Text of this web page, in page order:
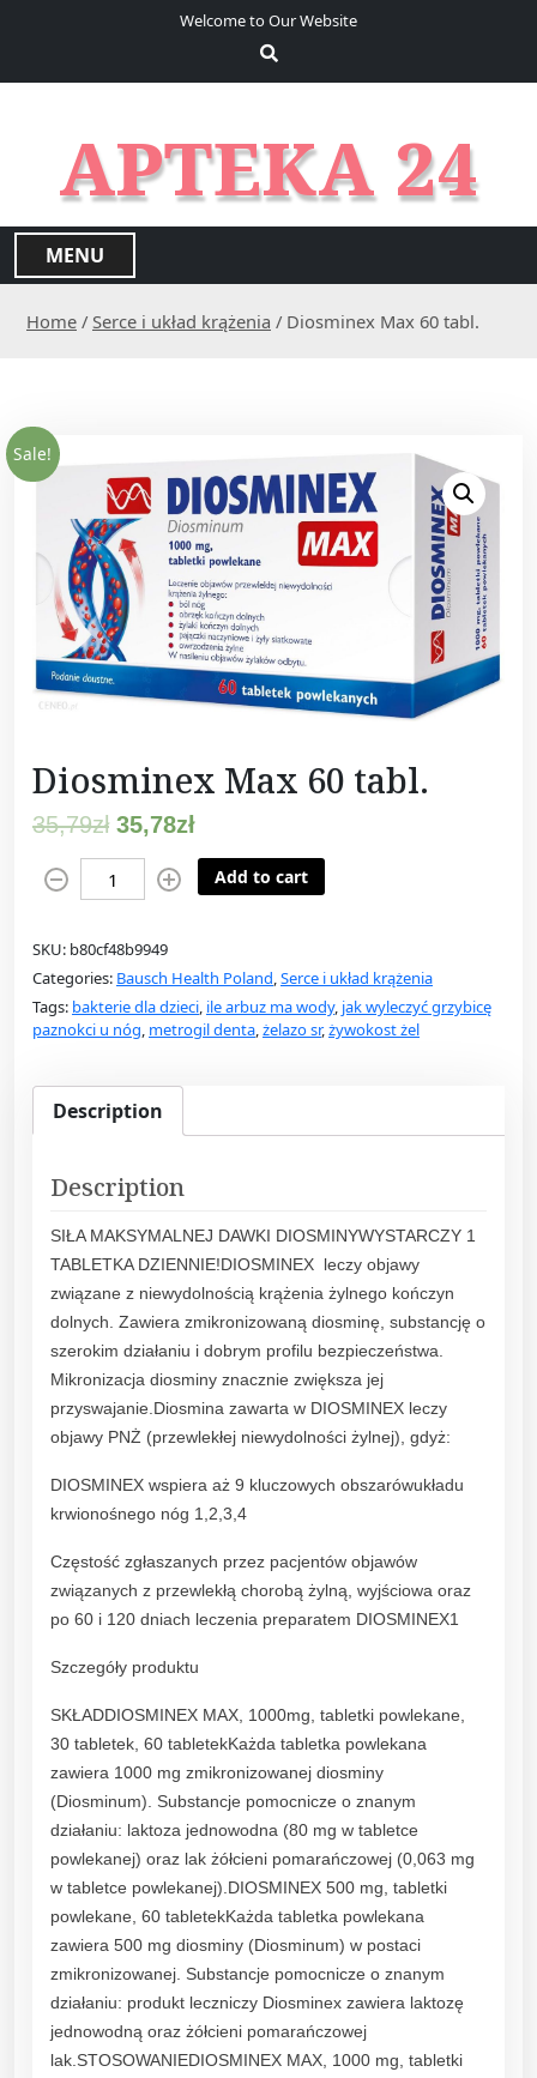
Welcome to Our Website
APTEKA 24
MENU
Home / Serce i układ krążenia / Diosminex Max 60 tabl.
Sale!
Diosminex Max 60 tabl.
35,79zł 35,78zł
D
s
m
n
M
Add to cart
SKU: b80cf48b9949
Categories: Bausch Health Poland,Serce i układ krążenia
Tags: bakterie dla dzieci, ile arbuz ma wody, jak wyleczyć grzybicę
paznokci u nóg, metrogil denta,żelazo sr,żywokost żel
Description
Description
SIŁA MAKSYMALNEJ DAWKI DIOSMINYWYSTARCZY 1
TABLETKA DZIENNIE!DIOSMINEX leczy objawy
związane z niewydolnością krążenia żylnego kończyn
dolnych. Zawiera zmikronizowaną diosminę, substancję o
szerokim działaniu i dobrym profilu bezpieczeństwa.
Mikronizacja diosminy znacznie zwiększa jej
przyswajanie.Diosmina zawarta w DIOSMINEX leczy
objawy PNŻ (przewlekłej niewydolności żylnej), gdyż:
DIOSMINEX wspiera aż 9 kluczowych obszarówukładu
krwionośnego nóg 1,2,3,4
Częstość zgłaszanych przez pacjentów objawów
związanych z przewlekłą chorobą żylną, wyjściowa oraz
po 60 i 120 dniach leczenia preparatem DIOSMINEX1
Szczegóły produktu
SKŁADDIOSMINEX MAX, 1000mg, tabletki powlekane,
30 tabletek, 60 tabletekKażda tabletka powlekana
zawiera 1000 mg zmikronizowanej diosminy
(Diosminum). Substancje pomocnicze o znanym
działaniu: laktoza jednowodna (80 mg w tabletce
powlekanej) oraz lak żółcieni pomarańczowej (0,063 mg
w tabletce powlekanej).DIOSMINEX 500 mg, tabletki
powlekane, 60 tabletekKażda tabletka powlekana
zawiera 500 mg diosminy (Diosminum) w postaci
zmikronizowanej. Substancje pomocnicze o znanym
działaniu: produkt leczniczy Diosminex zawiera laktozę
jednowodną oraz żółcieni pomarańczowej
lak.STOSOWANIEDIOSMINEX MAX, 1000 mg, tabletki